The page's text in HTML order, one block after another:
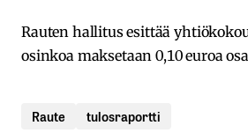
Rauten hallitus esittää
osinkoa maksetaan 0,10 euroa
Raute tulosraportti